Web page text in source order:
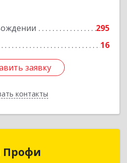
295
16
заявку
контакты
заявку
Назад
Профи
Профи